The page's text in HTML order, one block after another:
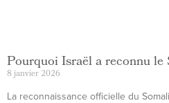
Pourquoi Israël a reconnu
8 janvier 2026
La reconnaissance officielle du